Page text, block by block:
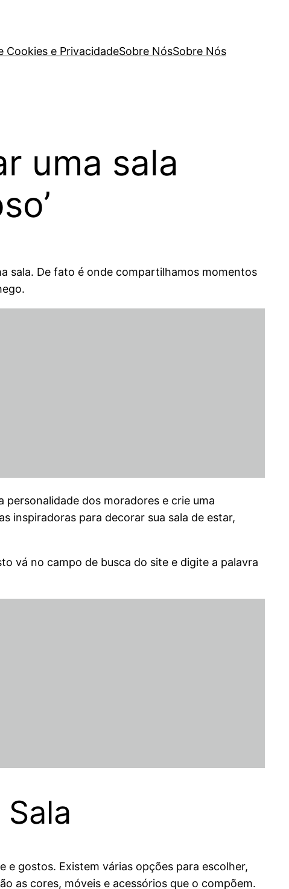
Cookies e PrivacidadeSobre NósSobre Nós
uma sala
sala. De fato é onde compartilhamos momentos
dos moradores e crie uma
inspiradoras para decorar sua sala de estar,
vá no campo de busca do site e digite a palavra
e gostos. Existem várias opções para escolher,
as cores, móveis e acessórios que o compõem.